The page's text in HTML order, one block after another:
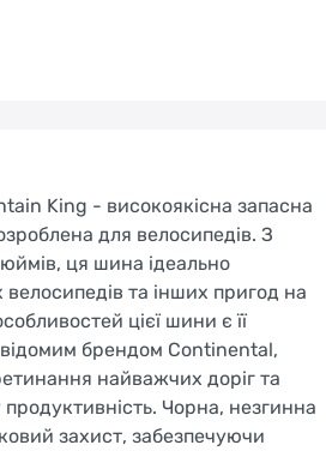
King - високоякісна запасна
для велосипедів. З
ця шина ідеально
велосипедів та інших пригод на
цієї шини є її
відомим брендом Continental,
найважчих доріг та
продуктивність. Чорна, незгинна
захист, забезпечуючи